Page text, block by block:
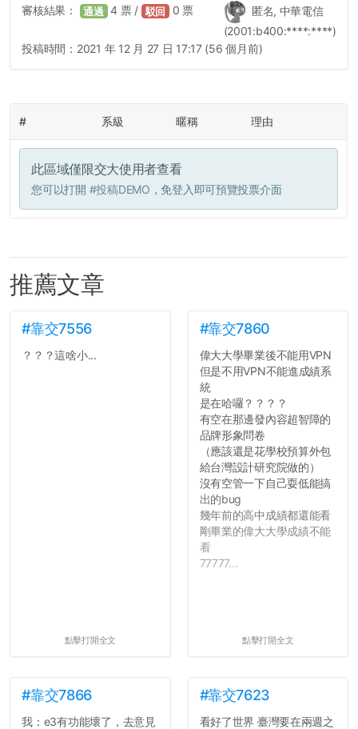
匿名, 中華電信
(2001:b400:****:****)
審核結果： 通過 4 票 / 駁回 0 票
投稿時間： 2021 年 12 月 27 日 17:17 (56 個月前)
# 系級 暱稱 理由
此區域僅限交大使用者查看
您可以打開 #投稿DEMO ，免登入即可預覽投票介面
推薦文章
#靠交7556
？？？這啥小...
點擊打開全文
#靠交7860
偉大大學畢業後不能用VPN
但是不用VPN不能進成績系
統
是在哈囉？？？？
有空在那邊發內容超智障的
品牌形象問卷
（應該還是花學校預算外包
給台灣設計研究院做的）
沒有空管一下自己耍低能搞
出的bug
幾年前的高中成績都還能看
剛畢業的偉大大學成績不能
看
77777...
點擊打開全文
#靠交7866
我：e3有功能壞了，去意見
#靠交7623
看好了世界 臺灣要在兩週之